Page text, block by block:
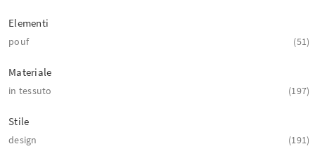
Elementi
pouf 51
Materiale
in tessuto 197
Stile
design 191